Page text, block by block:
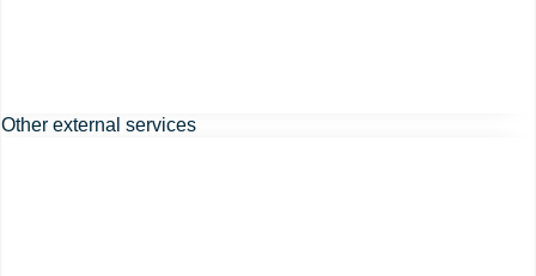
Other external services